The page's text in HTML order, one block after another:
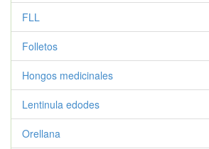
FLL
Folletos
Hongos medicinales
Lentinula edodes
Orellana